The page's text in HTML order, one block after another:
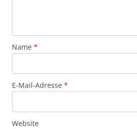
Name *
E-Mail-Adresse *
Website